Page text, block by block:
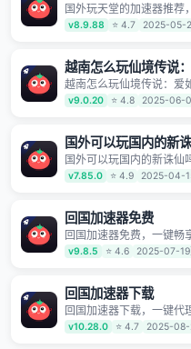
国外玩天堂的加速器推荐
网络，快速开启国内各直
顿问题；更能加速海量国
v8.9.88 ⭐ 4.7 2025-05-
越南怎么玩仙境传说
越南怎么玩仙境传说：爱
和网站，专业回国加速器
腾讯视频、爱奇艺等，加
书启示录、明日方舟、战
伊甸园等国内各种服务,回
和留学生、港澳台地区用
视频加速服务，可以在海
戏加速专线。能加速访问
站、芒果TV、西瓜视频、
音乐、YY等主流网站应
国。目前已有上百万用户
对一在线客服支持，保障
v9.0.20 ⭐ 4.8 2025-06-
国外可以玩国内的新
国外可以玩国内的新诛仙
VPN，帮助海外华人留学
版权限制问题，一键降低
v7.85.0 ⭐ 4.9 2025-04-
回国加速器免费
回国加速器免费，一键畅
App应用,视频加载极速不
戏 简单易用。
v9.8.5 ⭐ 4.6 2025-07-19
回国加速器下载
回国加速器下载，一键代
海外华人留学生及港澳台
题，一键降低游戏延迟，
v10.28.0 ⭐ 4.7 2025-08-